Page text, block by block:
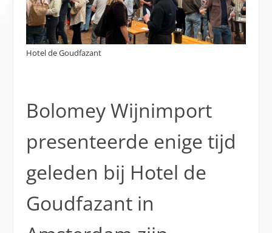
Hotel de Goudfazant
Bolomey Wijnimport
presenteerde enige tijd
geleden bij Hotel de
Goudfazant in